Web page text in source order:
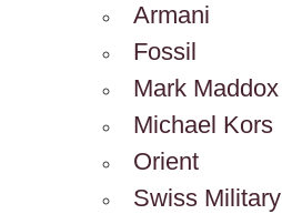
Armani
Fossil
Mark Maddox
Michael Kors
Orient
Swiss Military